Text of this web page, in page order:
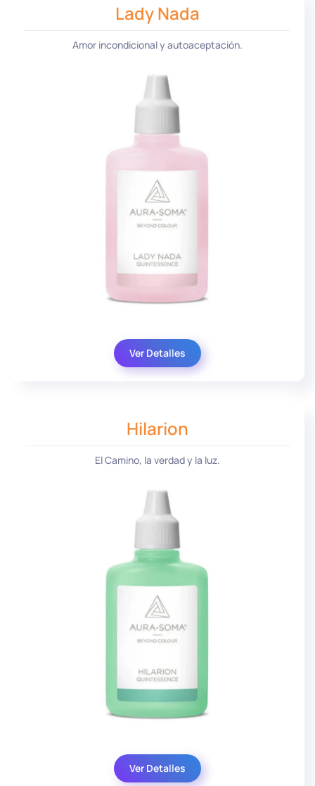
Lady Nada
Amor incondicional y autoaceptación.
Ver Detalles
Hilarion
El Camino, la verdad y la luz.
Ver Detalles